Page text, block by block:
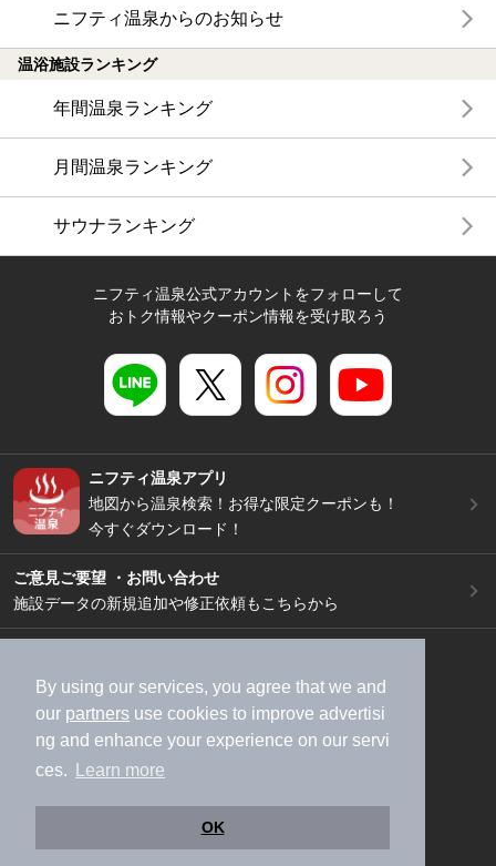
By using our services, you agree that we and
our partners use cookies to improve advertisi
ng and enhance your experience on our servi
ces.
Learn more
OK
ニフティ温泉からのお知らせ
温浴施設ランキング
年間温泉ランキング
月間温泉ランキング
サウナランキング
ニフティ温泉公式アカウントをフォローして
おトク情報やクーポン情報を受け取ろう
ニフティ温泉アプリ
地図から温泉検索！お得な限定クーポンも！
今すぐダウンロード！
ご意見ご要望 ・お問い合わせ
施設データの新規追加や修正依頼もこちらから
加盟店募集（資料請求）
広告出稿のご案内
利用規約
ライフスタイルMEMBERS+規約
特定商取引法に基づく表記
ヘルプ
採用情報
運営会社